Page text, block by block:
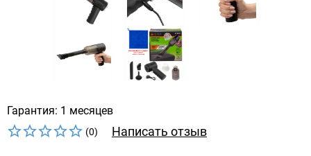
Гарантия: 1 месяцев
(0) Написать отзыв